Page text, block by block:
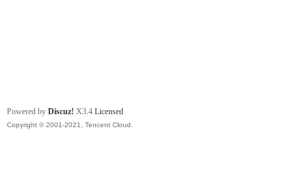
Powered by Discuz! X3.4 Licensed
Copyright © 2001-2021, Tencent Cloud.